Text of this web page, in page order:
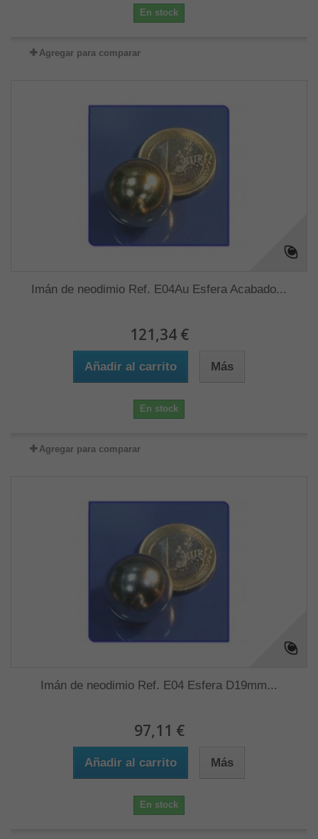
En stock
Agregar para comparar
Imán de neodimio Ref. E04Au Esfera Acabado...
121,34 €
Añadir al carrito Más
En stock
Agregar para comparar
Imán de neodimio Ref. E04 Esfera D19mm...
97,11 €
Añadir al carrito Más
En stock